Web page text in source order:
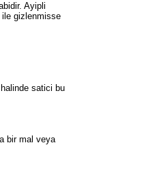
Ayipli
gizlenmisse
satici bu
bir mal veya